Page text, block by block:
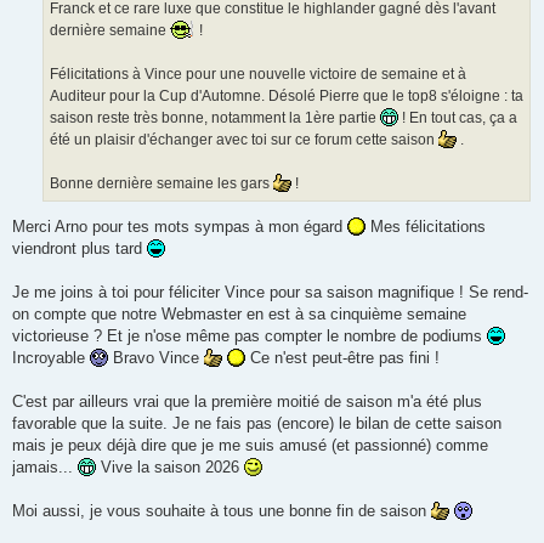
Franck et ce rare luxe que constitue le highlander gagné dès l'avant
dernière semaine
!
Félicitations à Vince pour une nouvelle victoire de semaine et à
Auditeur pour la Cup d'Automne. Désolé Pierre que le top8 s'éloigne : ta
saison reste très bonne, notamment la 1ère partie
! En tout cas, ça a
été un plaisir d'échanger avec toi sur ce forum cette saison
Bonne dernière semaine les gars !
Merci Arno pour tes mots sympas à mon égard
Mes félicitations
viendront plus tard
Je me joins à toi pour féliciter Vince pour sa saison magnifique ! Se rend-
on compte que notre Webmaster en est à sa cinquième semaine
victorieuse ? Et je n'ose même pas compter le nombre de podiums
Incroyable
Bravo Vince Ce n'est peut-être pas fini !
C'est par ailleurs vrai que la première moitié de saison m'a été plus
favorable que la suite. Je ne fais pas (encore) le bilan de cette saison
mais je peux déjà dire que je me suis amusé (et passionné) comme
jamais...
Vive la saison 2026
Moi aussi, je vous souhaite à tous une bonne fin de saison